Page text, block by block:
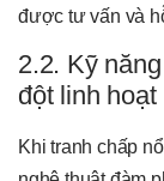
được tư vấn và
2.2. Kỹ
đột linh hoạt
Khi tranh chấp